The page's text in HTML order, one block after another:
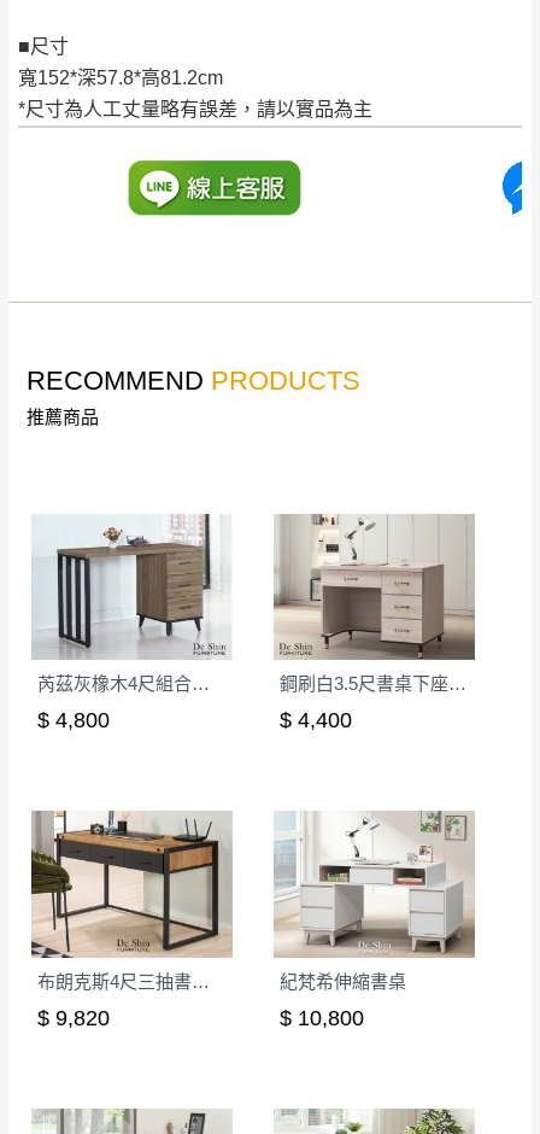
■尺寸
寬152*深57.8*高81.2cm
*尺寸為人工丈量略有誤差，請以實品為主
到貨時間：指定送貨日當天以電話聯絡確認
台北市、新北市地區固定每周(三)、(日)兩天收送貨
暫無配送地區：彰化、南投、雲林、嘉義、台南、高
。
其它注意事項
本司貨車運送如因路況不佳、天候惡劣、過於偏遠之
狀況保有出貨的權利。
保護物流人員的工作安全，賣家無提供吊掛服務，若
需以吊車或其他的吊掛方式吊運，費用將由買方自行
支付。
因大型傢俱有組裝、配送的問題，並非一般快速到貨
商品，無法指定特定時間送達，司機當天到貨前皆會
寶貴時間。
或停止運送服務。
工作天內送達，如遇國定假日將順延寄送。
退換貨說明：
公司客服人員，我們將為您更換新品，運費
皆由本站負責，所有退回及換貨之商品必須
包裝、廠商紙及所有附隨文件或資料之完整
由於透過電腦螢幕選購商品，可能會因個人
訂購前詳加確認。(包含商品尺寸是否合適)。
訂購前請確認商品尺寸，大型物件因為人工
丈量，難免會有些許誤差值(約正負0.5CM)
詳細尺寸以實品為主。
非因本公司問題而需退換貨，請於收到貨7日
內通知客服人員(Line@ ID：@dershin)，並
須保持商品全新狀態與完整包裝。鑑賞期間
台北市、新北市地區固定每周(三)、(日)兩天
收送貨，敬請見諒！
本公司部份商品無維修服務，超過7日鑑賞
期，商品使用年限，因客人使用習慣、居家
環境不同。若屬人為因素導致商品損壞、零
件短缺，則維修、搬運費用，需由消費者自
行吸收(另事先與消費者報價，消費者同意將
若非商品品質瑕疵問題於鑑賞期內退貨之情
RECOMMEND PRODUCTS
推薦商品
芮茲灰橡木4尺組合書桌(241)
$ 4,800
鋼刷白3.5尺書桌下座(600)
$ 4,400
布朗克斯4尺三抽書桌(不含椅)
$ 9,820
紀梵希伸縮書桌
$ 10,800